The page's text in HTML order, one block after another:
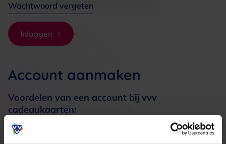
Wachtwoord vergeten
Inloggen
Account aanmaken
Voordelen van een account bij vvv
cadeaukaarten: